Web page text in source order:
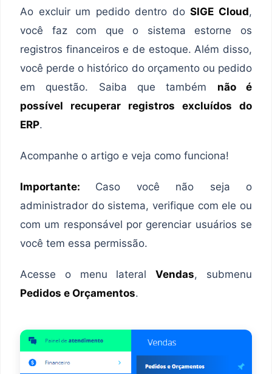
Ao excluir um pedido dentro doSIGE Cloud,
você faz com que o sistema estorne os
registros financeiros e de estoque. Além disso,
você perde o histórico do orçamento ou pedido
em questão. Saiba que também não é
possível recuperar registros excluídos do
ERP.
Acompanhe o artigo e veja como funciona!
Importante: Caso você não seja o
administrador do sistema, verifique com ele ou
com um responsável por gerenciar usuários se
você tem essa permissão.
Acesse o menu lateralVendas, submenu
Pedidos e Orçamentos.